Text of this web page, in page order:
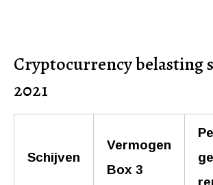
Cryptocurrency belasting
2021
Schijven
Vermogen
Box 3